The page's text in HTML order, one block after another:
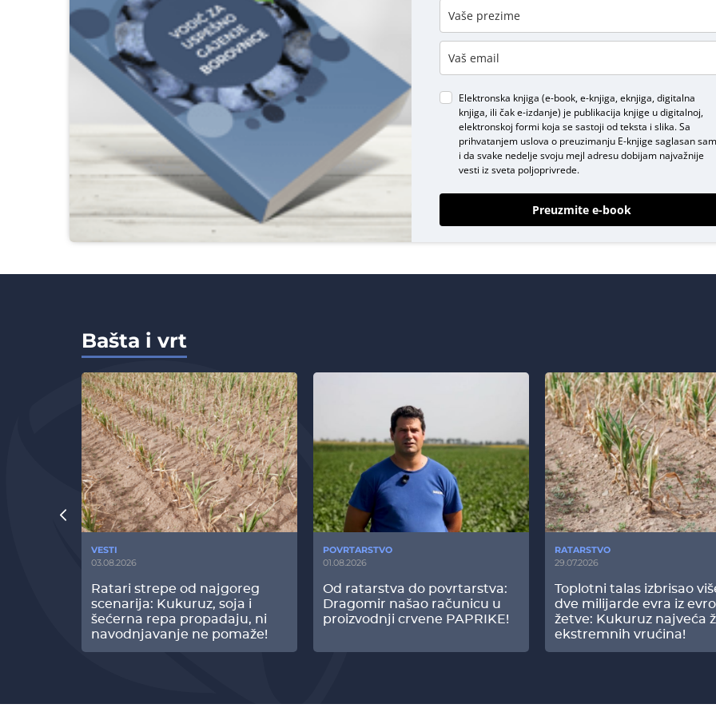
DODAJ KOMENTAR
Elektronska knjiga (e-book, e-knjiga, eknjiga, digitalna
knjiga, ili čak e-izdanje) je publikacija knjige u digitalnoj,
elektronskoj formi koja se sastoji od teksta i slika. Sa
prihvatanjem uslova o preuzimanju E-knjigesaglasan sam
i da svake nedelje svoju mejl adresu dobijam najvažnije
vesti iz sveta poljoprivrede.
Preuzmite e-book
Bašta i vrt
VESTI
03.08.2026
Ratari strepe od najgoreg
scenarija: Kukuruz, soja i
šećerna repa propadaju, ni
navodnjavanje ne pomaže!
POVRTARSTVO
01.08.2026
Od ratarstva do povrtarstva:
Dragomir našao računicu u
proizvodnji crvene PAPRIKE!
RATARSTVO
29.07.2026
Toplotni talas izbrisao
dve milijarde evra iz
žetve: Kukuruz najveća
ekstremnih vrućina!